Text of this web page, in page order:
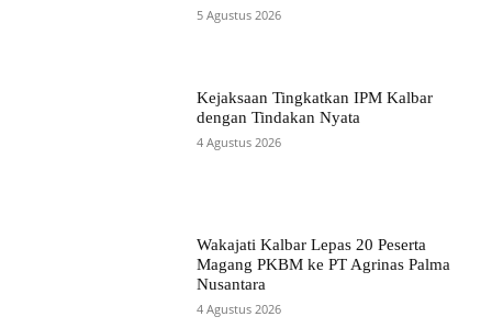
5 Agustus 2026
Kejaksaan Tingkatkan IPM Kalbar
dengan Tindakan Nyata
4 Agustus 2026
Wakajati Kalbar Lepas 20 Peserta
Magang PKBM ke PT Agrinas Palma
Nusantara
4 Agustus 2026